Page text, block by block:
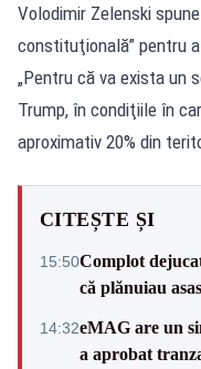
Volodimir Zelenski
constituţională” pentru
„Pentru că va exista un
Trump, în condiţiile în
aproximativ 20% din
CITEȘTE ȘI
15:50Complot
că plănuiau
14:32eMAG are un
a aprobat